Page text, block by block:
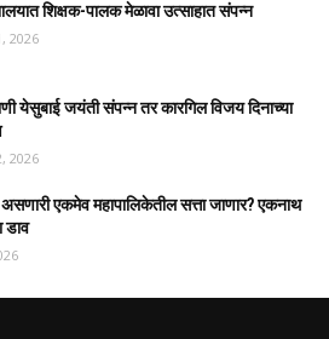
शिक्षक-पालक मेळावा उत्साहात संपन्न
2026
येसुबाई जयंती संपन्न तर कारगिल विजय दिनाच्या
2026
असणारी एकमेव महापालिकेतील सत्ता जाणार? एकनाथ
डाव